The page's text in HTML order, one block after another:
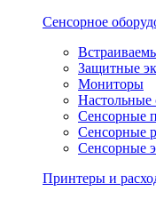
Сенсорное
Защитные
Мониторы
Сенсорные
Сенсорные
Сенсорные
Принтеры и